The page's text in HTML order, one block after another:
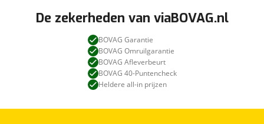
De zekerheden van viaBOVAG.nl
BOVAG Garantie
BOVAG Omruilgarantie
BOVAG Afleverbeurt
BOVAG 40-Puntencheck
Heldere all-in prijzen